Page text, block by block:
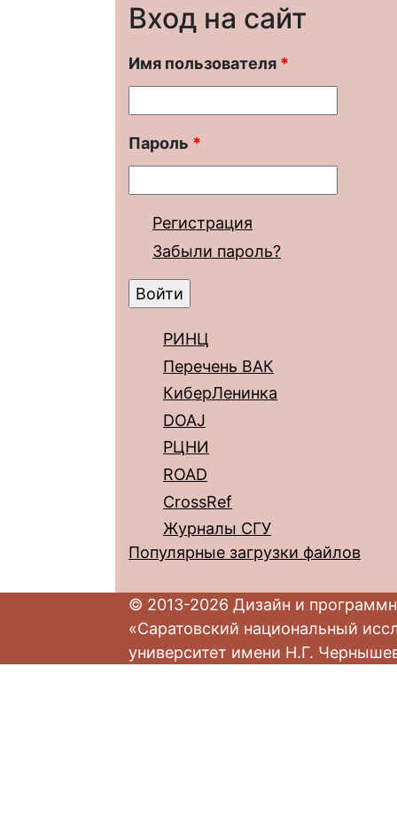
Вход на сайт
Имя пользователя *
Пароль *
Регистрация
Забыли пароль?
РИНЦ
Перечень ВАК
КиберЛенинка
DOAJ
РЦНИ
ROAD
CrossRef
Журналы СГУ
Популярные загрузки файлов
© 2013-2026 Дизайн и
«Саратовский национальный
университет имени Н.Г.